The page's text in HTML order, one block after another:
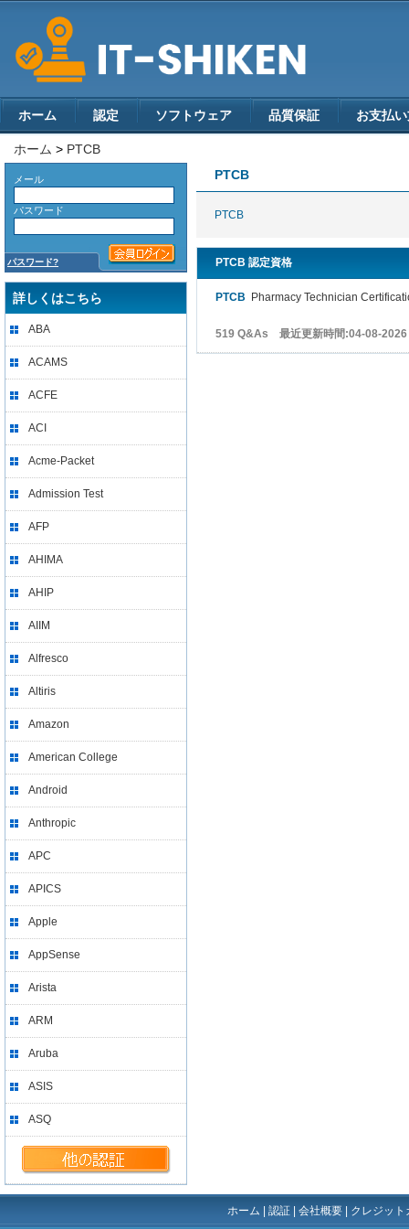
ホーム 認定 ソフトウェア 品質保証 お支払
ホーム > PTCB
メール
パスワード
パスワード?
詳しくはこちら
ABA
ACAMS
ACFE
ACI
Acme-Packet
Admission Test
AFP
AHIMA
AHIP
AIIM
Alfresco
Altiris
Amazon
American College
Android
Anthropic
APC
APICS
Apple
AppSense
Arista
ARM
Aruba
ASIS
ASQ
PTCB
PTCB
PTCB 認定資格
PTCB Pharmacy Technician
519 Q&As 最近更新時間:04-08-2026
ホーム 認証 会社概要 クレジッ